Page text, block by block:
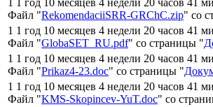
Файл "RekomendaciiSRR-GRChC.zip" со
1 1 год 10 месяцев 4 недели 20 часов 41
Файл "GlobaSET_RU.pdf" со страницы "
1 1 год 10 месяцев 4 недели 20 часов 41
Файл "Prikaz4-23.doc" со страницы "
1 1 год 10 месяцев 4 недели 20 часов 41
Файл "KMS-Skopincev-YuT.doc" со